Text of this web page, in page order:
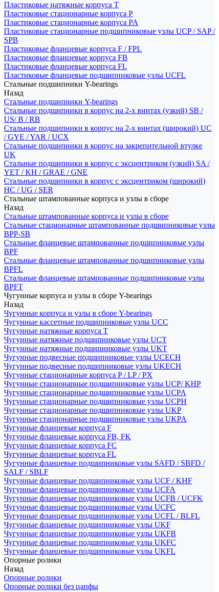
Пластиковые натяжные корпуса T
Пластиковые стационарные корпуса P
Пластиковые стационарные корпуса PA
Пластиковые стационарные подшипниковые узлы UCP / SAP /
SPB
Пластиковые фланцевые корпуса F / FPL
Пластиковые фланцевые корпуса FB
Пластиковые фланцевые корпуса FL
Пластиковые фланцевые подшипниковые узлы UCFL
Стальные подшипники Y-bearings
Назад
Стальные подшипники Y-bearings
Стальные подшипники в корпус на 2-х винтах (узкий) SB /
US/ B / RB
Стальные подшипники в корпус на 2-х винтах (широкий) UC
/ GYE / YAR / UCX
Стальные подшипники в корпус на закрепительной втулке
UK
Стальные подшипники в корпус с эксцентриком (узкий) SA /
YET / KH / GRAE / GNE
Стальные подшипники в корпус с эксцентриком (широкий)
HC / UG / SER
Стальные штампованные корпуса и узлы в сборе
Назад
Стальные штампованные корпуса и узлы в сборе
Стальные стационарные штампованные подшипниковые узлы
BPP-SB
Стальные фланцевые штампованные подшипниковые узлы
BPF
Стальные фланцевые штампованные подшипниковые узлы
BPFL
Стальные фланцевые штампованные подшипниковые узлы
BPFT
Чугунные корпуса и узлы в сборе Y-bearings
Назад
Чугунные корпуса и узлы в сборе Y-bearings
Чугунные кассетные подшипниковые узлы UCC
Чугунные натяжные корпуса T
Чугунные натяжные подшипниковые узлы UCT
Чугунные натяжные подшипниковые узлы UKT
Чугунные подвесные подшипниковые узлы UCECH
Чугунные подвесные подшипниковые узлы UKECH
Чугунные стационарные корпуса P / LP / PX
Чугунные стационарные подшипниковые узлы UCP/ KHP
Чугунные стационарные подшипниковые узлы UCPA
Чугунные стационарные подшипниковые узлы UCPH
Чугунные стационарные подшипниковые узлы UKP
Чугунные стационарные подшипниковые узлы UKPA
Чугунные фланцевые корпуса F
Чугунные фланцевые корпуса FB, FK
Чугунные фланцевые корпуса FC
Чугунные фланцевые корпуса FL
Чугунные фланцевые подшипниковые узлы SAFD / SBFD /
SALF / SBLF
Чугунные фланцевые подшипниковые узлы UCF / KHF
Чугунные фланцевые подшипниковые узлы UCFA
Чугунные фланцевые подшипниковые узлы UCFB / UCFK
Чугунные фланцевые подшипниковые узлы UCFC
Чугунные фланцевые подшипниковые узлы UCFL / BLFL
Чугунные фланцевые подшипниковые узлы UKF
Чугунные фланцевые подшипниковые узлы UKFB
Чугунные фланцевые подшипниковые узлы UKFC
Чугунные фланцевые подшипниковые узлы UKFL
Опорные ролики
Назад
Опорные ролики
Опорные ролики без цапфы